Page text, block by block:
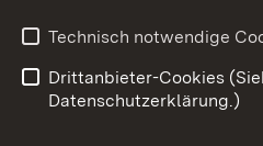
Technisch notwendige
Drittanbieter-Cookies
Datenschutzerklärung.)